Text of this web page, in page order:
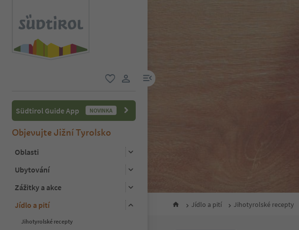
uživatelský odkaz
odkaz na menu
Südtirol Guide App NOVINKA
Objevujte Jižní Tyrolsko
Oblasti
Ubytování
Zážitky a akce
Jídlo a pití
Jihotyrolské recepty
Jídlo a pití Jihotyrolské recepty